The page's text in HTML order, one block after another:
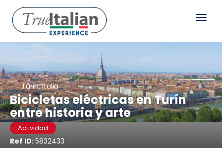
Turin, Italia
Bicicletas eléctricas en Turín
entre historia y arte
Actividad
Ref ID:5832433